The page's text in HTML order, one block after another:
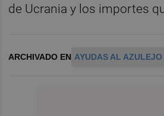
de Ucrania y los importes
ARCHIVADO EN AYUDAS AL AZULEJO